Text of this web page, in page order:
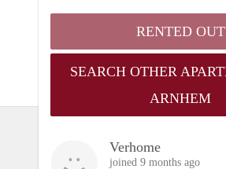
RENTED OUT
SEARCH OTHER
ARNHEM
Verhome
joined 9 months ago